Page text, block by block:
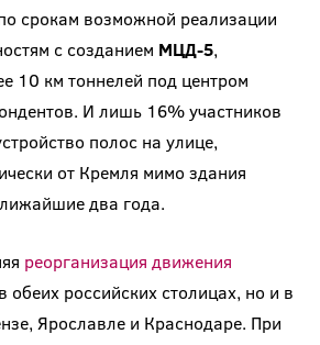
срокам возможной реализации
с созданием МЦД-5,
10 км тоннелей под центром
И лишь 16% участников
полос на улице,
от Кремля мимо здания
два года.
реорганизация движения
обеих российских столицах, но и в
Ярославле и Краснодаре. При